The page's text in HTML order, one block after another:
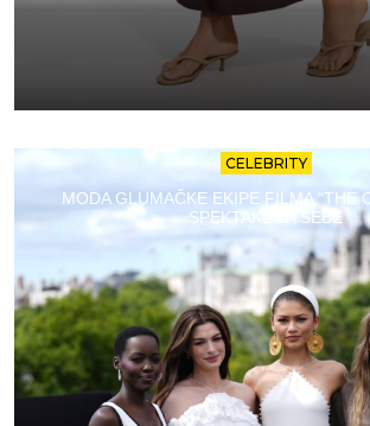
CELEBRITY
MODA GLUMAČKE EKIPE FILMA “THE
SPEKTAKL ZA SEBE